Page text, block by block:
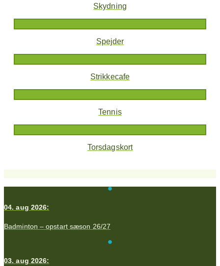
Skydning
Spejder
Strikkecafe
Tennis
Torsdagskort
04. aug 2026:
Badminton – opstart sæson 26/27
03. aug 2026: